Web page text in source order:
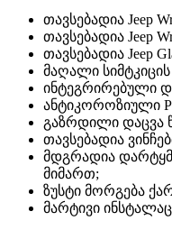
თავსებადია Jeep
თავსებადია Jeep
თავსებადია Jeep
მაღალი
ინტეგრირებული
ანტიკოროზიული
გაზრდილი დაცვა
თავსებადია
მდგრადია
მიმართ;
ზუსტი მორგება
მარტივი